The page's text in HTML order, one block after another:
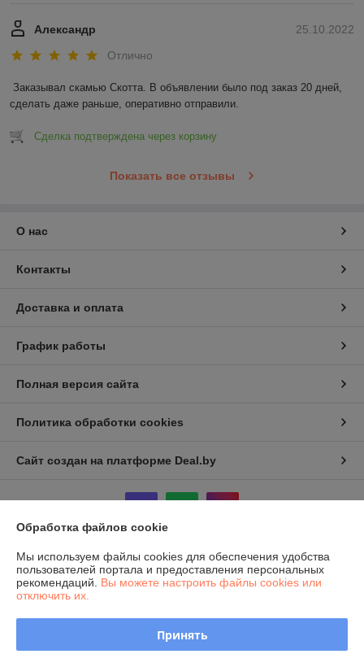
25.10.2022
Александр
Отлично
Заказывал скамью Скотта. В объявлении было под заказ 20 дней,
сделать даже раньше, оперативно отправили.
Сделка подтверждена через корзину
Показать все отзывы
О нас
Контакты
Доставка и оплата
График работы
Полная версия сайта
Политика обработки cookies
Сайт создан на платформе Deal.by
Информация для покупателя
Юридическое лицо:
Регистрационный номер ЕГР: 600136618
Обработка файлов cookie
Мы используем файлы cookies для обеспечения удобства
пользователей портала и предоставления персональных
рекомендаций. Вы можете настроить файлы cookies или
отключить их.
Принять